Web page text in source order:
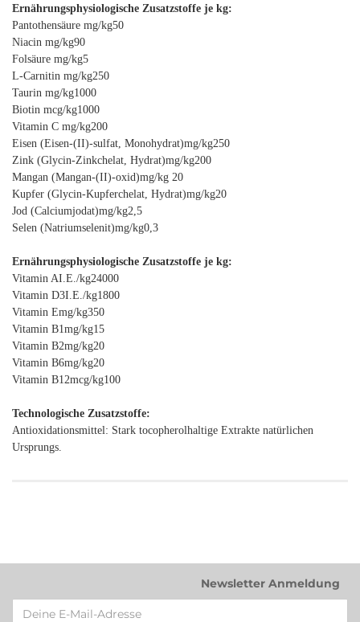
Ernährungsphysiologische Zusatzstoffe je kg:
Pantothensäure mg/kg50
Niacin mg/kg90
Folsäure mg/kg5
L-Carnitin mg/kg250
Taurin mg/kg1000
Biotin mcg/kg1000
Vitamin C mg/kg200
Eisen (Eisen-(II)-sulfat, Monohydrat)mg/kg250
Zink (Glycin-Zinkchelat, Hydrat)mg/kg200
Mangan (Mangan-(II)-oxid)mg/kg 20
Kupfer (Glycin-Kupferchelat, Hydrat)mg/kg20
Jod (Calciumjodat)mg/kg2,5
Selen (Natriumselenit)mg/kg0,3
Ernährungsphysiologische Zusatzstoffe je kg:
Vitamin AI.E./kg24000
Vitamin D3I.E./kg1800
Vitamin Emg/kg350
Vitamin B1mg/kg15
Vitamin B2mg/kg20
Vitamin B6mg/kg20
Vitamin B12mcg/kg100
Technologische Zusatzstoffe:
Antioxidationsmittel: Stark tocopherolhaltige Extrakte natürlichen
Ursprungs.
Newsletter Anmeldung